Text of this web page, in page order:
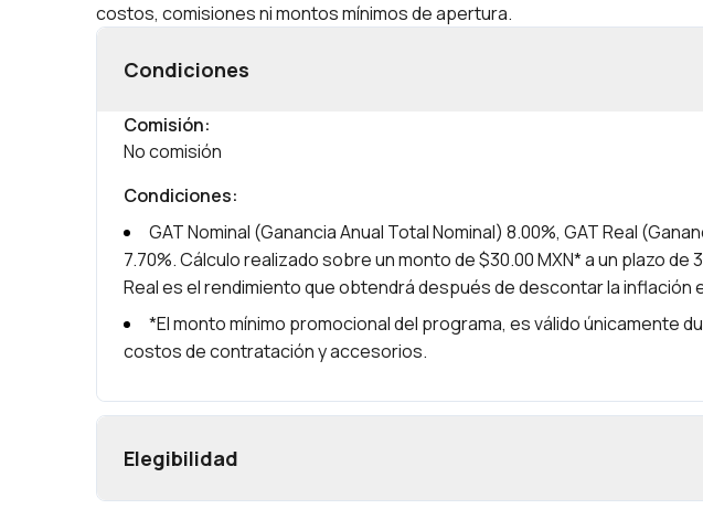
costos, comisiones ni montos mínimos de apertura.
Condiciones
Comisión:
No comisión
Condiciones:
GAT Nominal (Ganancia Anual Total Nominal) 8.00%, GAT Real
7.70%. Cálculo realizado sobre un monto de $30.00 MXN* a un plazo
Real es el rendimiento que obtendrá después de descontar la
*El monto mínimo promocional del programa, es válido únicamente
costos de contratación y accesorios.
Elegibilidad